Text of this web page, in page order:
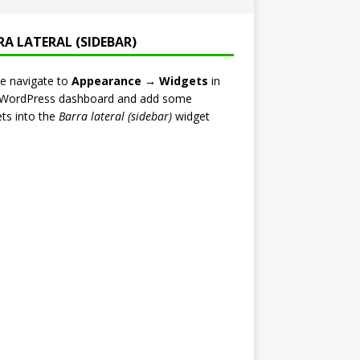
LATERAL (SIDEBAR)
navigate to Appearance → Widgets in
dashboard and add some
into the Barra lateral (sidebar)widget